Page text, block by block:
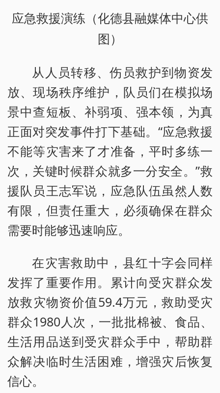
应急救援演练（化德县融媒体中心供
图）
从人员转移、伤员救护到物资发
放、现场秩序维护，队员们在模拟场
景中查短板、补弱项、强本领，为真
正面对突发事件打下基础。“应急救援
不能等灾害来了才准备，平时多练一
次，关键时候群众就多一分安全。”救
援队员王志军说，应急队伍虽然人数
有限，但责任重大，必须确保在群众
需要时能够迅速响应。
在灾害救助中，县红十字会同样
发挥了重要作用。累计向受灾群众发
放救灾物资价值59.4万元，救助受灾
群众1980人次，一批批棉被、食品、
生活用品送到受灾群众手中，帮助群
众解决临时生活困难，增强灾后恢复
信心。